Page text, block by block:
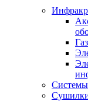
Системы